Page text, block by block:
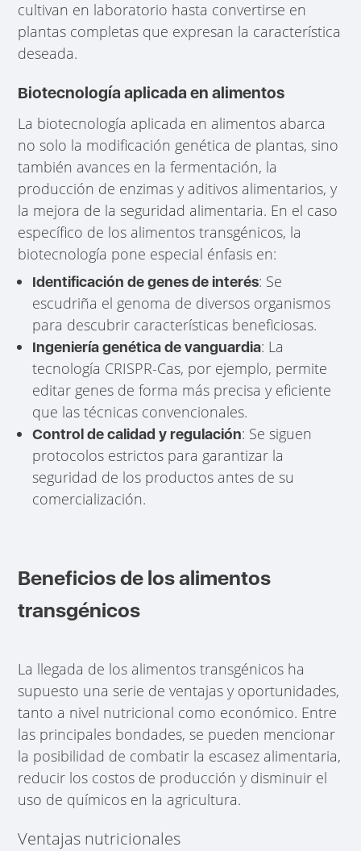
cultivan en laboratorio hasta convertirse en
plantas completas que expresan la característica
deseada.
Biotecnología aplicada en alimentos
La biotecnología aplicada en alimentos abarca
no solo la modificación genética de plantas, sino
también avances en la fermentación, la
producción de enzimas y aditivos alimentarios, y
la mejora de la seguridad alimentaria. En el caso
específico de los alimentos transgénicos, la
biotecnología pone especial énfasis en:
Identificación de genes de interés: Se
escudriña el genoma de diversos organismos
para descubrir características beneficiosas.
Ingeniería genética de vanguardia: La
tecnología CRISPR-Cas, por ejemplo, permite
editar genes de forma más precisa y eficiente
que las técnicas convencionales.
Control de calidad y regulación: Se siguen
protocolos estrictos para garantizar la
seguridad de los productos antes de su
comercialización.
Beneficios de los alimentos
transgénicos
La llegada de los alimentos transgénicos ha
supuesto una serie de ventajas y oportunidades,
tanto a nivel nutricional como económico. Entre
las principales bondades, se pueden mencionar
la posibilidad de combatir la escasez alimentaria,
reducir los costos de producción y disminuir el
uso de químicos en la agricultura.
Ventajas nutricionales